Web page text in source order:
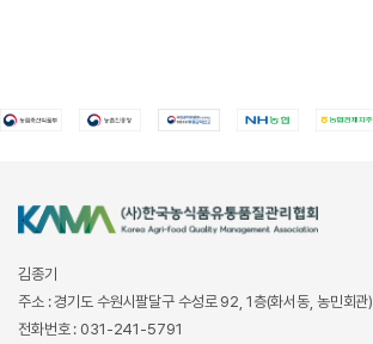
김종기
주소 : 경기도 수원시팔달구 수성로 92, 1층(화서동, 농민회관)
전화번호 : 031-241-5791